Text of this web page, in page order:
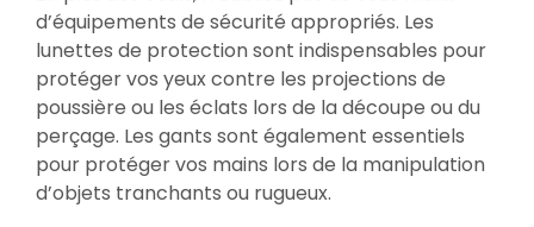
d’équipements de sécurité appropriés. Les
lunettes de protection sont indispensables pour
protéger vos yeux contre les projections de
poussière ou les éclats lors de la découpe ou du
perçage. Les gants sont également essentiels
pour protéger vos mains lors de la manipulation
d’objets tranchants ou rugueux.